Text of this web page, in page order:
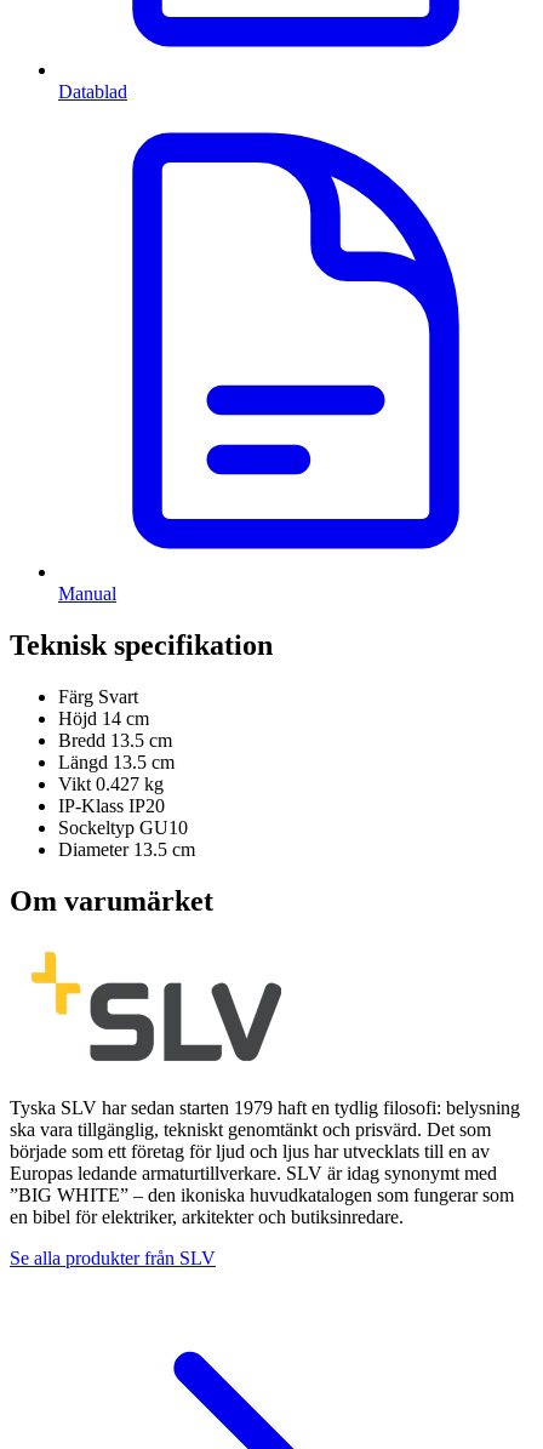
Datablad
Manual
Teknisk specifikation
Färg Svart
Höjd 14 cm
Bredd 13.5 cm
Längd 13.5 cm
Vikt 0.427 kg
IP-Klass IP20
Sockeltyp GU10
Diameter13.5 cm
Om varumärket
Tyska SLV har sedan starten 1979 haft en tydlig filosofi: belysning
ska vara tillgänglig, tekniskt genomtänkt och prisvärd. Det som
började som ett företag för ljud och ljus har utvecklats till en av
Europas ledande armaturtillverkare. SLV är idag synonymt med
”BIG WHITE” – den ikoniska huvudkatalogen som fungerar som
en bibel för elektriker, arkitekter och butiksinredare.
Se alla produkter från SLV